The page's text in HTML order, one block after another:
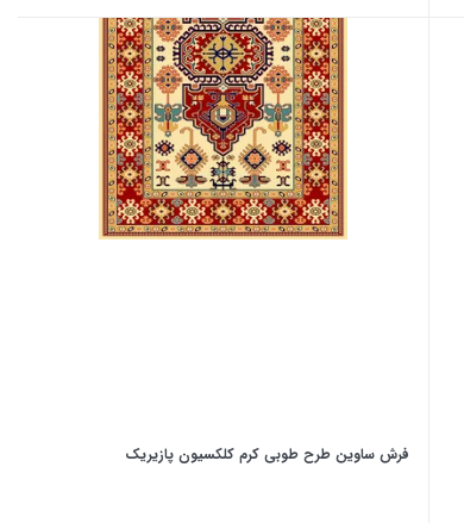
فرش ساوین طرح طوبی کرم کلکسیون پازیریک